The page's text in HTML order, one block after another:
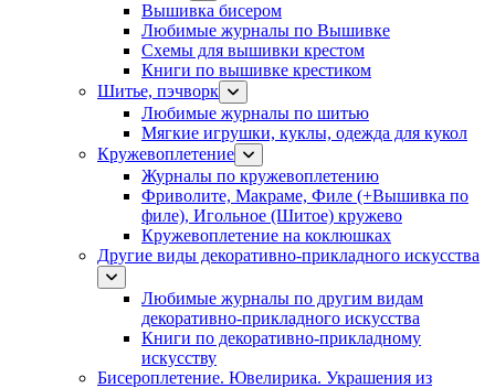
Вышивка бисером
Любимые журналы по Вышивке
Схемы для вышивки крестом
Книги по вышивке крестиком
Шитье, пэчворк
Любимые журналы по шитью
Мягкие игрушки, куклы, одежда для кукол
Кружевоплетение
Журналы по кружевоплетению
Фриволите, Макраме, Филе (+Вышивка по
филе), Игольное (Шитое) кружево
Кружевоплетение на коклюшках
Другие виды декоративно-прикладного искусства
Любимые журналы по другим видам
декоративно-прикладного искусства
Книги по декоративно-прикладному
искусству
Бисероплетение. Ювелирика. Украшения из